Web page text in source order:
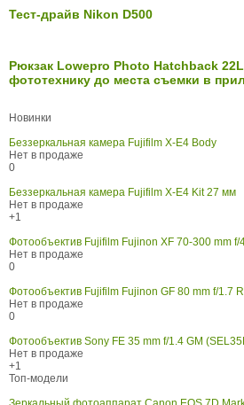
Тест-драйв Nikon D500
Рюкзак Lowepro Photo Hatchback
фототехнику до места съемки в
Новинки
Беззеркальная камера Fujifilm X-E4 Body
Нет в продаже
0
Беззеркальная камера Fujifilm X-E4 Kit 27 мм
Нет в продаже
+1
Фотообъектив Fujifilm Fujinon XF 70-300 mm f/
Нет в продаже
0
Фотообъектив Fujifilm Fujinon GF 80 mm f/1.7
Нет в продаже
0
Фотообъектив Sony FE 35 mm f/1.4 GM
Нет в продаже
+1
Топ-модели